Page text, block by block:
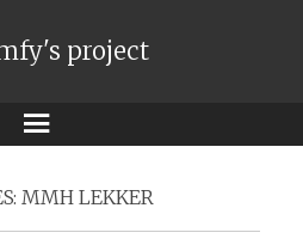
project
Menu
MMH LEKKER